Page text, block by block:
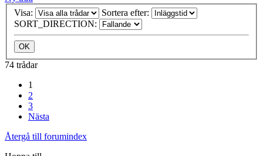
Visa:
Sortera efter:
SORT_DIRECTION:
74 trådar
1
2
3
Nästa
Återgå till forumindex